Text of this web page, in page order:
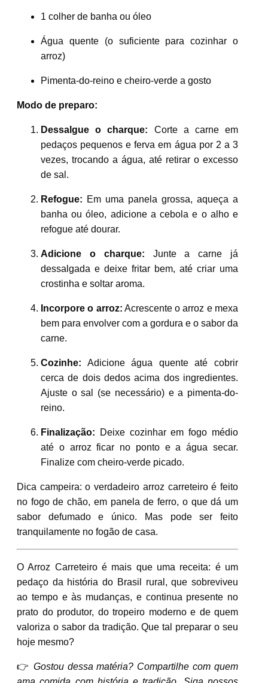
1 colher de banha ou óleo
Água quente (o suficiente para cozinhar o
arroz)
Pimenta-do-reino e cheiro-verde a gosto
Modo de preparo:
Dessalgue o charque: Corte a carne em
pedaços pequenos e ferva em água por 2 a 3
vezes, trocando a água, até retirar o excesso
de sal.
Refogue: Em uma panela grossa, aqueça a
banha ou óleo, adicione a cebola e o alho e
refogue até dourar.
Adicione o charque: Junte a carne já
dessalgada e deixe fritar bem, até criar uma
crostinha e soltar aroma.
Incorpore o arroz: Acrescente o arroz e mexa
bem para envolver com a gordura e o sabor da
carne.
Cozinhe: Adicione água quente até cobrir
cerca de dois dedos acima dos ingredientes.
Ajuste o sal (se necessário) e a pimenta-do-
reino.
Finalização: Deixe cozinhar em fogo médio
até o arroz ficar no ponto e a água secar.
Finalize com cheiro-verde picado.
Dica campeira: o verdadeiro arroz carreteiro é feito
no fogo de chão, em panela de ferro, o que dá um
sabor defumado e único. Mas pode ser feito
tranquilamente no fogão de casa.
O Arroz Carreteiro é mais que uma receita: é um
pedaço da história do Brasil rural, que sobreviveu
ao tempo e às mudanças, e continua presente no
prato do produtor, do tropeiro moderno e de quem
valoriza o sabor da tradição. Que tal preparar o seu
hoje mesmo?
👉 Gostou dessa matéria? Compartilhe com quem